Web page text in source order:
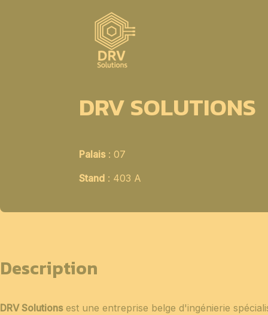
DRV SOLUTIONS
Palais: 07
Stand : 403 A
Description
DRV Solutionsest une entreprise belge d'ingénierie